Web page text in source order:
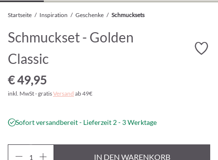
Startseite / Inspiration / Geschenke / Schmucksets
Schmuckset - Golden
Classic
€ 49,95
inkl. MwSt - gratisVersand ab 49€
Sofort versandbereit - Lieferzeit 2 - 3 Werktage
IN DEN WARENKORB